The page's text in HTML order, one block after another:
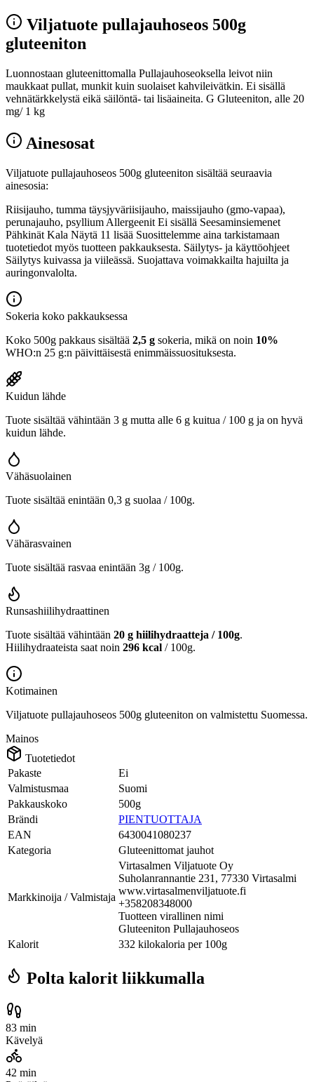
Viljatuote pullajauhoseos 500g
gluteeniton
Luonnostaan gluteenittomalla Pullajauhoseoksella leivot niin
maukkaat pullat, munkit kuin suolaiset kahvileivätkin. Ei sisällä
vehnätärkkelystä eikä säilöntä- tai lisäaineita. G Gluteeniton, alle 20
mg/ 1 kg
Ainesosat
Viljatuote pullajauhoseos 500g gluteeniton sisältää seuraavia
ainesosia:
Riisijauho, tumma täysjyväriisijauho, maissijauho (gmo-vapaa),
perunajauho, psyllium Allergeenit Ei sisällä Seesaminsiemenet
Pähkinät Kala Näytä 11 lisää Suosittelemme aina tarkistamaan
tuotetiedot myös tuotteen pakkauksesta. Säilytys- ja käyttöohjeet
Säilytys kuivassa ja viileässä. Suojattava voimakkailta hajuilta ja
auringonvalolta.
Sokeria koko pakkauksessa
Koko 500g pakkaus sisältää 2,5 g sokeria, mikä on noin 10%
WHO:n 25 g:n päivittäisestä enimmäissuosituksesta.
Kuidun lähde
Tuote sisältää vähintään 3 g mutta alle 6 g kuitua / 100 g ja on hyvä
kuidun lähde.
Vähäsuolainen
Tuote sisältää enintään 0,3 g suolaa / 100g.
Vähärasvainen
Tuote sisältää rasvaa enintään 3g / 100g.
Runsashiilihydraattinen
Tuote sisältää vähintään 20 g hiilihydraatteja / 100g.
Hiilihydraateista saat noin 296 kcal / 100g.
Kotimainen
Viljatuote pullajauhoseos 500g gluteeniton on valmistettu Suomessa.
Mainos
Tuotetiedot
Pakaste
Ei
Valmistusmaa
Suomi
Pakkauskoko
500g
Brändi
PIENTUOTTAJA
EAN
6430041080237
Kategoria
Gluteenittomat jauhot
Markkinoija / Valmistaja
Virtasalmen Viljatuote Oy
Suholanrannantie 231, 77330 Virtasalmi
www.virtasalmenviljatuote.fi
+358208348000
Tuotteen virallinen nimi
Gluteeniton Pullajauhoseos
Kalorit
332 kilokaloria per 100g
Polta kalorit liikkumalla
83 min
Kävelyä
42 min